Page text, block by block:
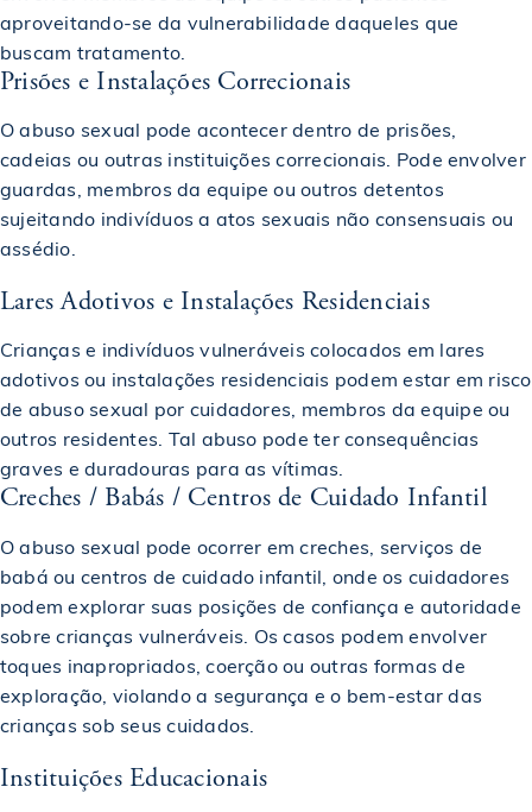
aproveitando-se da vulnerabilidade daqueles que
buscam tratamento.
Prisões e Instalações Correcionais
O abuso sexual pode acontecer dentro de prisões,
cadeias ou outras instituições correcionais. Pode envolver
guardas, membros da equipe ou outros detentos
sujeitando indivíduos a atos sexuais não consensuais ou
assédio.
Lares Adotivos e Instalações Residenciais
Crianças e indivíduos vulneráveis colocados em lares
adotivos ou instalações residenciais podem estar em risco
de abuso sexual por cuidadores, membros da equipe ou
outros residentes. Tal abuso pode ter consequências
graves e duradouras para as vítimas.
Creches / Babás / Centros de Cuidado Infantil
O abuso sexual pode ocorrer em creches, serviços de
babá ou centros de cuidado infantil, onde os cuidadores
podem explorar suas posições de confiança e autoridade
sobre crianças vulneráveis. Os casos podem envolver
toques inapropriados, coerção ou outras formas de
exploração, violando a segurança e o bem-estar das
crianças sob seus cuidados.
Instituições Educacionais